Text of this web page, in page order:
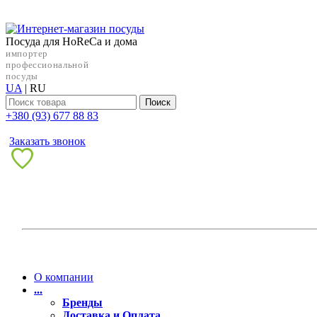
Посуда для HoReCa и дома
импортер
профессиональной
посуды
UA | RU
Поиск
+38‎0 (93) 677 88 83
Заказать звонок
О компании
...
Бренды